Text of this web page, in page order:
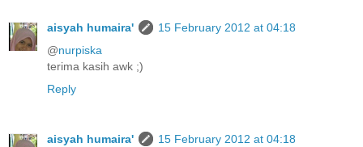
aisyah humaira'
15 February 2012 at 04:18
@nurpiska
terima kasih awk ;)
Reply
aisyah humaira'
15 February 2012 at 04:18